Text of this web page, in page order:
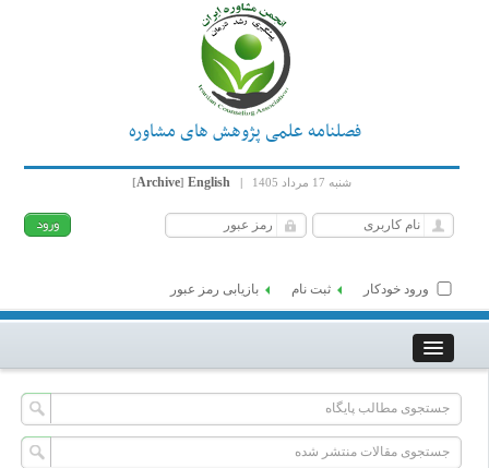
فصلنامه علمی پژوهش های مشاوره
شنبه 17 مرداد 1405 |
English
[Archive]
ورود خودکار ثبت نام بازیابی رمز عبور